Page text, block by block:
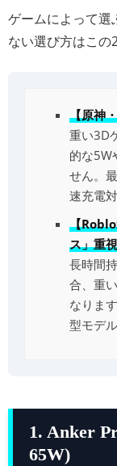
ゲームによって選
ない選び方はこの2
【原神
重い3D
的な5W
せん。
速充電
【
ス」重視
長時間
合、重
なりま
型モデ
1. Anker
65W)